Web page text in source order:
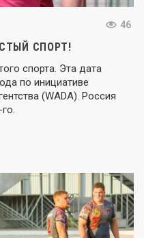
46
СПОРТ!
спорта. Эта дата
по инициативе
(WADA). Россия